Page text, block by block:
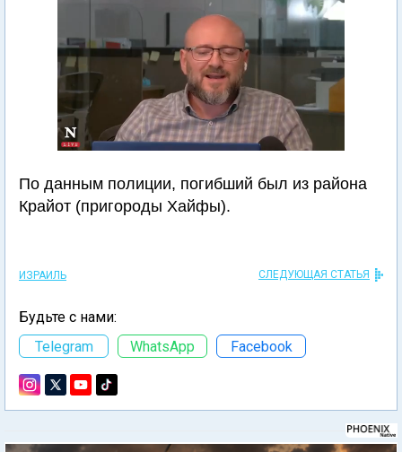
По данным полиции, погибший был из района
Крайот (пригороды Хайфы).
ИЗРАИЛЬ СЛЕДУЮЩАЯ СТАТЬЯ
Будьте с нами:
Telegram
WhatsApp Facebook